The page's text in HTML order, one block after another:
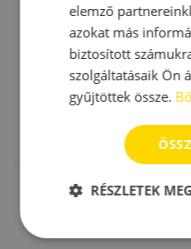
Ennek a terméknek több
Mind a(z) 3
elemző
azokat más
biztosított
szolgáltatásaik Ön
gyűjtöttek össze.
RÉSZLETEK